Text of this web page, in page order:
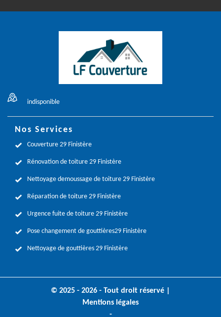
indisponible
Nos Services
Couverture 29 Finistère
Rénovation de toiture 29 Finistère
Nettoyage demoussage de toiture 29 Finistère
Réparation de toiture 29 Finistère
Urgence fuite de toiture 29 Finistère
Pose changement de gouttières29 Finistère
Nettoyage de gouttières 29 Finistère
© 2025 - 2026 - Tout droit réservé |
Mentions légales
-